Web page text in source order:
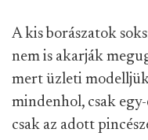
A kis borászatok
nem is akarják
mert üzleti
mindenhol, csak
csak az adott